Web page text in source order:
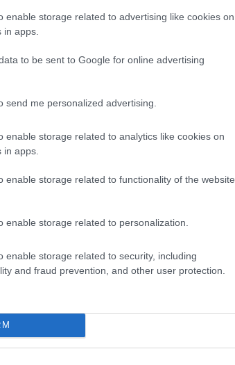
enable storage related to advertising like cookies on
apps.
to be sent to Google for online advertising
send me personalized advertising.
enable storage related to analytics like cookies on
apps.
enable storage related to functionality of the website
enable storage related to personalization.
enable storage related to security, including
and fraud prevention, and other user protection.